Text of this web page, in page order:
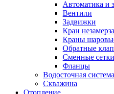
Автоматика и
Вентили
Задвижки
Кран
Краны
Обратные
Сменные
Фланцы
Водосточная система
Скважина
Отопление